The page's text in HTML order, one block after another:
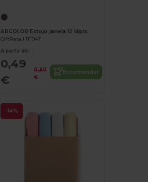
ARCOLOR Estojo janela 12 lápis
GiftRetail IT1047
A partir de:
0,49
€
0,60
€
Encomendar
-14%